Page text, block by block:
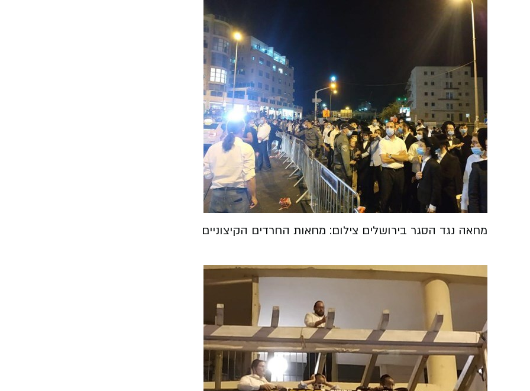
מחאה נגד הסגר בירושלים צילום: מחאות החרדים הקיצוניים